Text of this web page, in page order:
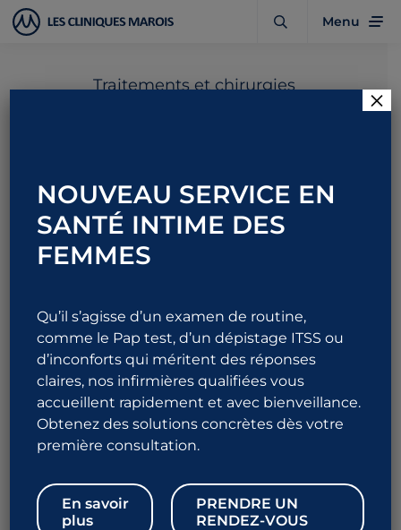
Menu
Traitements et chirurgies
Rendez-vous
1
Informations utiles
Résumé
FAQ
Se préparer à la procédure
Recommandations post-opératoires
1 844 URO-ALLO
NOUVEAU SERVICE EN
SANTÉ INTIME DES
FEMMES
Qu’il s’agisse d’un examen de routine,
comme le Pap test, d’un dépistage ITSS ou
d’inconforts qui méritent des réponses
claires, nos infirmières qualifiées vous
accueillent rapidement et avec bienveillance.
Obtenez des solutions concrètes dès votre
première consultation.
En savoir
plus
PRENDRE UN
RENDEZ-VOUS
×